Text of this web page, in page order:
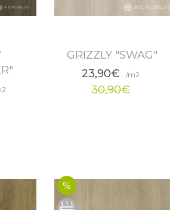
GRIZZLY "SWAG"
23,90€
/m2
30,90€
%